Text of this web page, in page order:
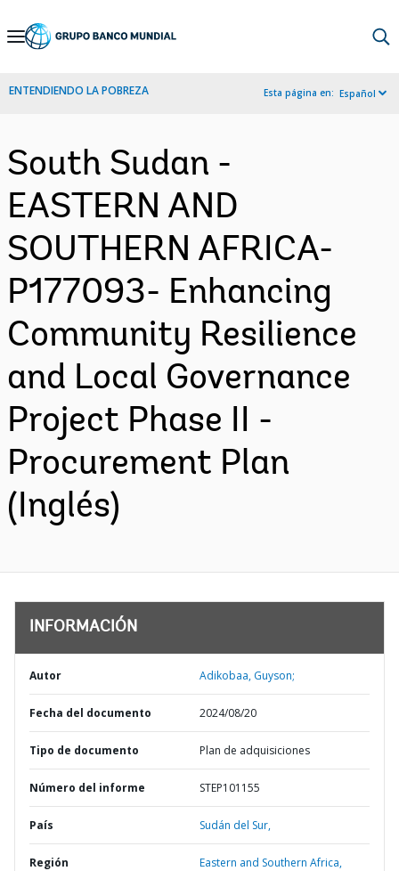
Skip
Navigation
ENTENDIENDO LA POBREZA Esta página en: Español
South Sudan -
EASTERN AND
SOUTHERN AFRICA-
P177093- Enhancing
Community Resilience
and Local Governance
Project Phase II -
Procurement Plan
(Inglés)
INFORMACIÓN
Autor Adikobaa, Guyson;
Fecha del documento 2024/08/20
Tipo de documento Plan de adquisiciones
Número del informe STEP101155
País Sudán del Sur,
Región Eastern and Southern Africa,